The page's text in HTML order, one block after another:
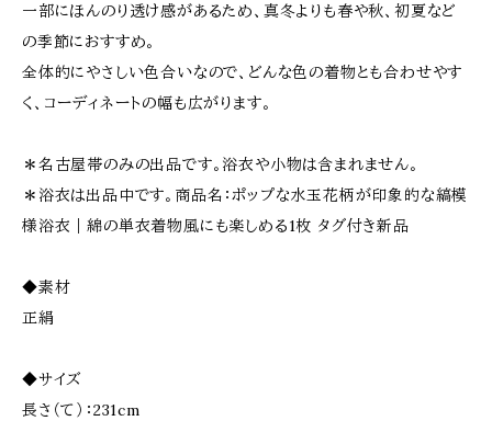
一部にほんのり透け感があるため、真冬よりも春や秋、初夏など
の季節におすすめ。
全体的にやさしい色合いなので、どんな色の着物とも合わせやす
く、コーディネートの幅も広がります。
＊名古屋帯のみの出品です。浴衣や小物は含まれません。
＊浴衣は出品中です。商品名：ポップな水玉花柄が印象的な縞模
様浴衣｜綿の単衣着物風にも楽しめる1枚 タグ付き新品
◆素材
正絹
◆サイズ
長さ（て）：231cm